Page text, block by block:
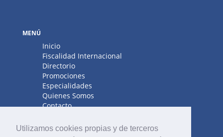
Utilizamos cookies propias y de terceros
MENÚ
Inicio
Fiscalidad Internacional
Directorio
Promociones
Especialidades
Quienes Somos
Contacto